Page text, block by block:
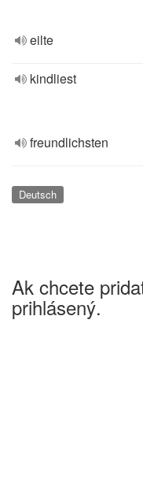
eilte
kindliest
freundlichsten
Deutsch
Ak chcete
prihlásený.